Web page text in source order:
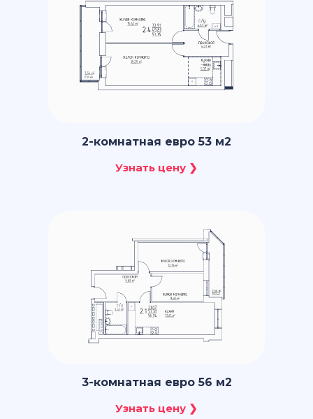
2-комнатная евро 53 м2
3-комнатная евро 56 м2